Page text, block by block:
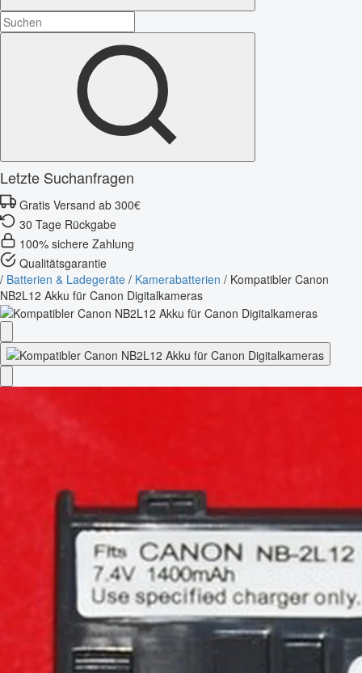
Letzte Suchanfragen
Gratis Versand ab 300€
30 Tage Rückgabe
100% sichere Zahlung
Qualitätsgarantie
/ Batterien & Ladegeräte / Kamerabatterien / Kompatibler Canon
NB2L12 Akku für Canon Digitalkameras